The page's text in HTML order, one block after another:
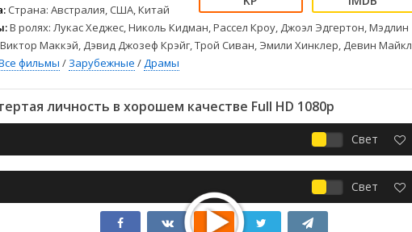
Страна: Австралия, США, Китай
В ролях: Лукас Хеджес, Николь Кидман, Рассел Кроу, Джоэл Эдгертон, Мэдлин
Маккэй, Дэвид Джозеф Крэйг, Трой Сиван, Эмили Хинклер, Девин Майкл
фильмы / Зарубежные /Драмы
личность в хорошем качестве Full HD 1080p
Свет
Свет